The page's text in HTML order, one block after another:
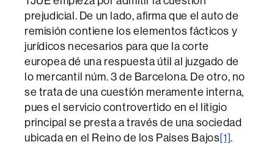
prejudicial. De un lado, afirma que el auto de
remisión contiene los elementos fácticos y
jurídicos necesarios para que la corte
europea dé una respuesta útil al juzgado de
lo mercantil núm. 3 de Barcelona. De otro, no
se trata de una cuestión meramente interna,
pues el servicio controvertido en el litigio
principal se presta a través de una sociedad
ubicada en el Reino de los Países Bajos[1].